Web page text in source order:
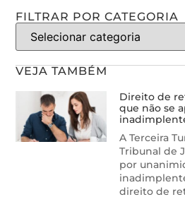
FILTRAR POR CATEGORIA
VEJA TAMBÉM
Direito de
que não se
A Terceira
Tribunal de
por
direito de